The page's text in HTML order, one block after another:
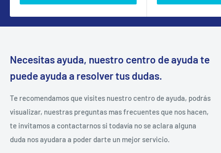
Necesitas ayuda, nuestro centro de ayuda te
puede ayuda a resolver tus dudas.
Te recomendamos que visites nuestro centro de ayuda, podrás
visualizar, nuestras preguntas mas frecuentes que nos hacen,
te invitamos a contactarnos si todavía no se aclara alguna
duda nos ayudara a poder darte un mejor servicio.